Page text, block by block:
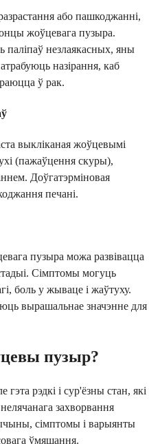
або пашкоджанні,
жоўцевага пузыра.
паліпаў незлаякасных, яны
назірання, каб
ў рак.
выкліканая жоўцевымі
(пажаўцення скуры),
Доўгатэрміновая
печані.
пузыра можа развівацца
Сімптомы могуць
боль у жываце і жаўтуху.
вырашальнае значэнне для
пузыр?
рэдкі і сур'ёзны стан, які
захворвання
сімптомы і варыянты
ўмяшання.